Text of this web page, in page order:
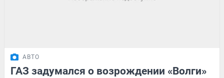
АВТО
ГАЗ задумался о возрождении «Волги»